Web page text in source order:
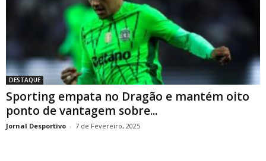
DESTAQUE
Sporting empata no Dragão e mantém oito
ponto de vantagem sobre...
Jornal Desportivo - 7 de Fevereiro, 2025